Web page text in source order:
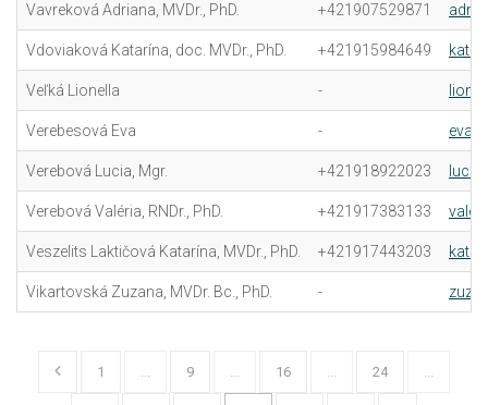
Vavreková Adriana, MVDr., PhD. +421907529871
Vdoviaková Katarína, doc. MVDr., PhD. +421915984649
Veľká Lionella -
Verebesová Eva -
Verebová Lucia, Mgr. +421918922023
Verebová Valéria, RNDr., PhD. +421917383133
Veszelits Laktičová Katarína, MVDr., PhD. +421917443203
Vikartovská Zuzana, MVDr. Bc., PhD. -
1 ... 9 ... 16 ... 24 ...